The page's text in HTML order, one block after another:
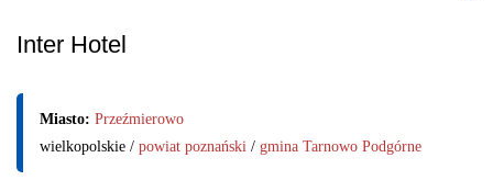
Inter Hotel
Miasto: Przeźmierowo
wielkopolskie / powiat poznański / gmina Tarnowo Podgórne